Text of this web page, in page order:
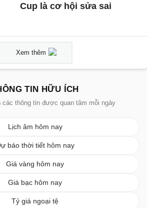
Cup là cơ hội sửa sai
Xem thêm
TIN HỮU ÍCH
các thông tin được quan tâm mỗi ngày
Lịch âm hôm nay
báo thời tiết hôm nay
Giá vàng hôm nay
Giá bạc hôm nay
Tỷ giá ngoại tệ